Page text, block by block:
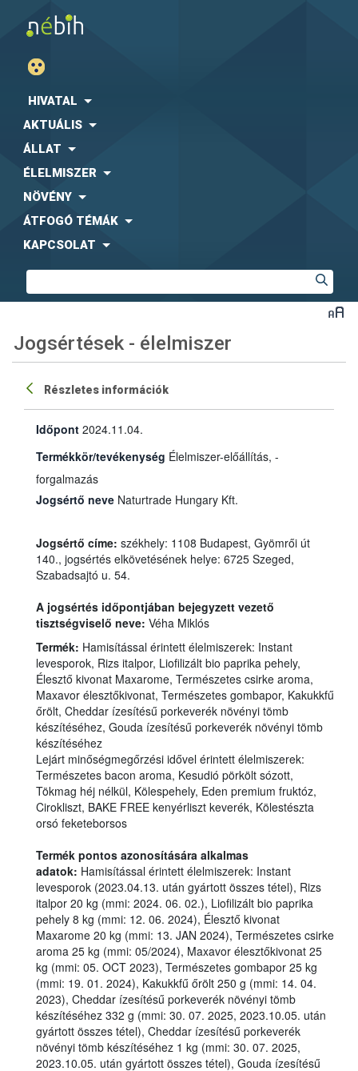
HIVATAL
AKTUÁLIS
ÁLLAT
ÉLELMISZER
NÖVÉNY
ÁTFOGÓ TÉMÁK
KAPCSOLAT
Jogsértések - élelmiszer
Részletes információk
Időpont 2024.11.04.
Termékkör/tevékenység
forgalmazás
Jogsértő neve Naturtrade Hungary Kft.
Jogsértő címe: székhely: 1108 Budapest, Gyömrői út
140., jogsértés elkövetésének helye: 6725 Szeged,
Szabadsajtó u. 54.
A jogsértés időpontjában bejegyzett vezető
tisztségviselő neve: Véha Miklós
Termék: Hamisítással érintett élelmiszerek: Instant
levesporok, Rizs italpor, Liofilizált bio paprika pehely,
Élesztő kivonat Maxarome, Természetes csirke aroma,
Maxavor élesztőkivonat, Természetes gombapor, Kakukkfű
őrölt, Cheddar ízesítésű porkeverék növényi tömb
készítéséhez, Gouda ízesítésű porkeverék növényi tömb
készítéséhez
Lejárt minőségmegőrzési idővel érintett élelmiszerek:
Természetes bacon aroma, Kesudió pörkölt sózott,
Tökmag héj nélkül, Kölespehely, Eden premium fruktóz,
Cirokliszt, BAKE FREE kenyérliszt keverék, Kölestészta
orsó feketeborsos
Termék pontos azonosítására alkalmas
adatok: Hamisítással érintett élelmiszerek: Instant
levesporok (2023.04.13. után gyártott összes tétel), Rizs
italpor 20 kg (mmi: 2024. 06. 02.), Liofilizált bio paprika
pehely 8 kg (mmi: 12. 06. 2024), Élesztő kivonat
Maxarome 20 kg (mmi: 13. JAN 2024), Természetes csirke
aroma 25 kg (mmi: 05/2024), Maxavor élesztőkivonat 25
kg (mmi: 05. OCT 2023), Természetes gombapor 25 kg
(mmi: 19. 01. 2024), Kakukkfű őrölt 250 g (mmi: 14. 04.
2023), Cheddar ízesítésű porkeverék növényi tömb
készítéséhez 332 g (mmi: 30. 07. 2025, 2023.10.05. után
gyártott összes tétel), Cheddar ízesítésű porkeverék
növényi tömb készítéséhez 1 kg (mmi: 30. 07. 2025,
2023.10.05. után gyártott összes tétel), Gouda ízesítésű